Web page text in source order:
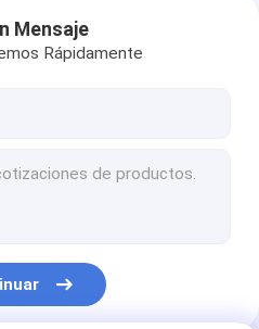
del pasajero
Mensaje
Rápidamente